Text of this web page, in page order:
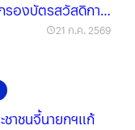
รองบัตรสวัสดิการ
21 ก.ค. 2569
ชาชนจี้นายกฯแก้